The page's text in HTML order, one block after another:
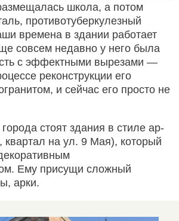
школа, а потом
противотуберкулезный
времена в здании работает
совсем недавно у него была
с эффектными вырезами —
реконструкции его
и сейчас его просто не
стоят здания в стиле ар-
квартал на ул. 9 Мая), который
Ему присущи сложный
арки.